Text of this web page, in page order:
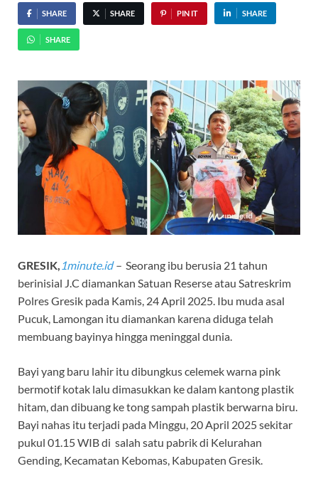
SHARE SHARE PIN IT SHARE
SHARE
GRESIK, 1minute.id– Seorang ibu berusia 21 tahun
berinisial J.C diamankan Satuan Reserse atau Satreskrim
Polres Gresik pada Kamis, 24 April 2025. Ibu muda asal
Pucuk, Lamongan itu diamankan karena diduga telah
membuang bayinya hingga meninggal dunia.
Bayi yang baru lahir itu dibungkus celemek warna pink
bermotif kotak lalu dimasukkan ke dalam kantong plastik
hitam, dan dibuang ke tong sampah plastik berwarna biru.
Bayi nahas itu terjadi pada Minggu, 20 April 2025 sekitar
pukul 01.15 WIB di salah satu pabrik di Kelurahan
Gending, Kecamatan Kebomas, Kabupaten Gresik.